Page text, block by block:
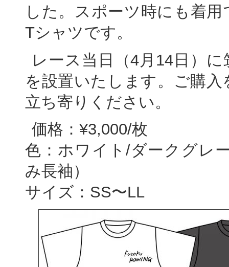
した。スポーツ時にも着
Tシャツです。
レース当日（4月14日）
を設置いたします。ご購
立ち寄りください。
価格：¥3,000/枚
色：ホワイト/ダークグレ
み長袖）
サイズ：SS〜LL